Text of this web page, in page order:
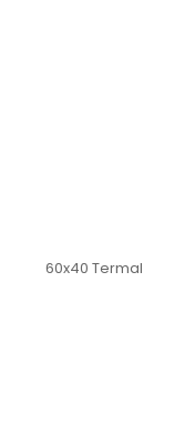
60x40 Termal